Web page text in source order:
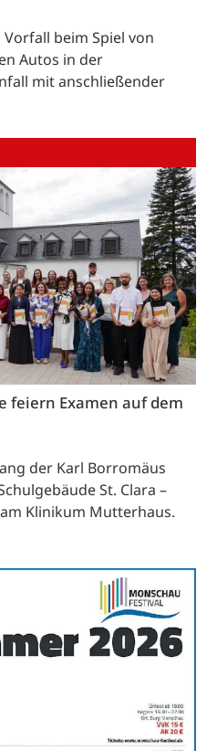
beim Spiel von
Autos in der
mit anschließender
feiern Examen auf dem
der Karl Borromäus
St. Clara –
Klinikum Mutterhaus.